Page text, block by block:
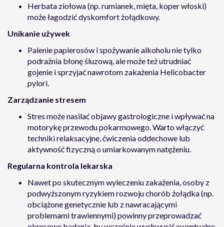
Herbata ziołowa (np. rumianek, mięta, koper włoski)
może łagodzić dyskomfort żołądkowy.
Unikanie używek
Palenie papierosów i spożywanie alkoholu nie tylko
podrażnia błonę śluzową, ale może też utrudniać
gojenie i sprzyjać nawrotom zakażenia Helicobacter
pylori.
Zarządzanie stresem
Stres może nasilać objawy gastrologiczne i wpływać na
motorykę przewodu pokarmowego. Warto włączyć
techniki relaksacyjne, ćwiczenia oddechowe lub
aktywność fizyczną o umiarkowanym natężeniu.
Regularna kontrola lekarska
Nawet po skutecznym wyleczeniu zakażenia, osoby z
podwyższonym ryzykiem rozwoju chorób żołądka (np.
obciążone genetycznie lub z nawracającymi
problemami trawiennymi) powinny przeprowadzać